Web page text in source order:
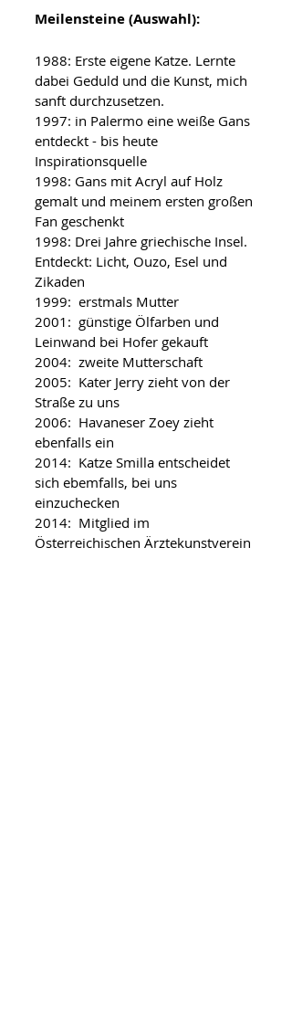
Meilensteine (Auswahl):
1988: Erste eigene Katze. Lernte
dabei Geduld und die Kunst, mich
sanft durchzusetzen.
1997: in Palermo eine weiße Gans
entdeckt - bis heute
Inspirationsquelle
1998: Gans mit Acryl auf Holz
gemalt und meinem ersten großen
Fan geschenkt
1998: Drei Jahre griechische Insel.
Entdeckt: Licht, Ouzo, Esel und
Zikaden
1999: erstmals Mutter
2001: günstige Ölfarben und
Leinwand bei Hofer gekauft
2004: zweite Mutterschaft
2005: Kater Jerry zieht von der
Straße zu uns
2006: Havaneser Zoey zieht
ebenfalls ein
2014: Katze Smilla entscheidet
sich ebemfalls, bei uns
einzuchecken
2014: Mitglied im
Österreichischen Ärztekunstverein